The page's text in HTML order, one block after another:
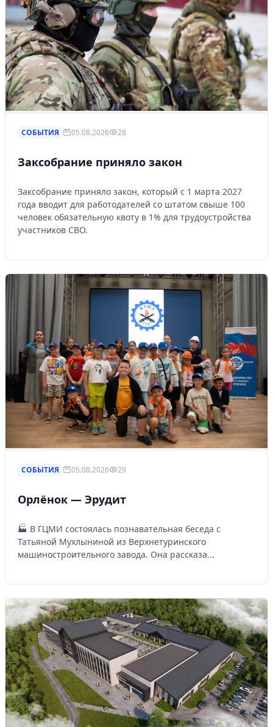
СОБЫТИЯ 05.08.2026 28
Заксобрание приняло закон
Заксобрание приняло закон, который с 1 марта 2027
года вводит для работодателей со штатом свыше 100
человек обязательную квоту в 1% для трудоустройства
участников СВО.
СОБЫТИЯ 05.08.2026 29
Орлёнок — Эрудит
🏭 В ГЦМИ состоялась познавательная беседа с
Татьяной Мухлыниной из Верхнетуринского
машиностроительного завода. Она рассказа...